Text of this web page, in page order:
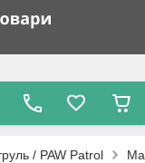
/ PAW Patrol